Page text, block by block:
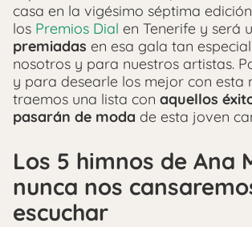
casa en la vigésimo séptima
los Premios Dial en Tenerife y será
premiadas en esa gala tan
nosotros y para nuestros artistas.
y para desearle los mejor con esta
traemos una lista con aquellos
pasarán de moda de esta joven
Los 5 himnos de Ana
nunca nos
escuchar